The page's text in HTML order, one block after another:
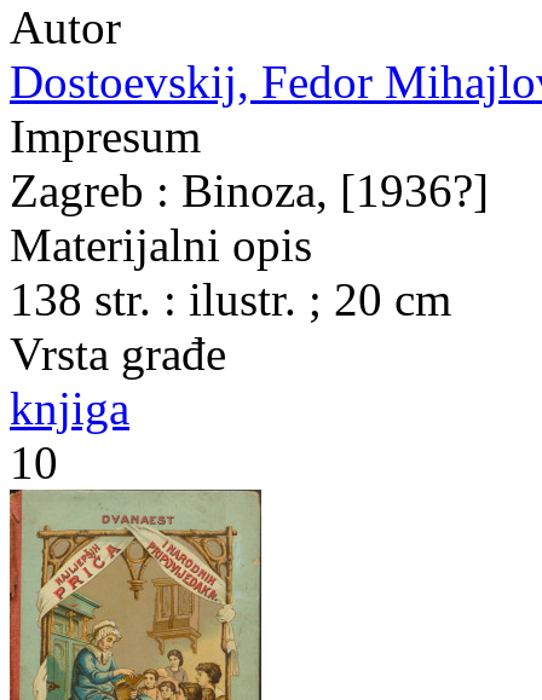
Autor
Dostoevskij, Fedor
Impresum
Zagreb : Binoza, [1936?]
Materijalni opis
138 str. : ilustr. ; 20 cm
Vrsta građe
knjiga
10